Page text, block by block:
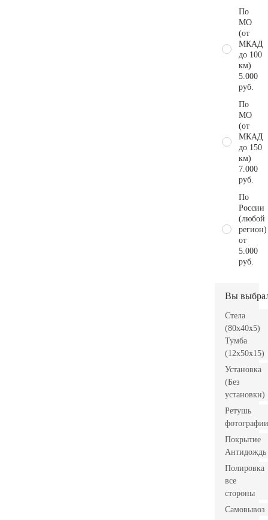
По
МО
(от
МКАД
до 100
км)
5.000
руб.
По
МО
(от
МКАД
до 150
км)
7.000
руб.
По
России
(любой
регион)
от
5.000
руб.
Вы
Стела
(80x40x5)
Тумба
(12x50x15)
Установка
(Без
установки)
Ретушь
фотографии
Покрытие
Антидождь
Полировка
все
стороны
Самовывоз